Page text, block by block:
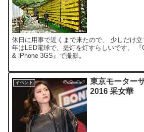
休日に用事で近くまで来たので、 少しだけ
年はLED電球で、提灯を灯すらしいです。 『
& iPhone 3GS』で撮影。
イベント
東京モーター
2016 采女華